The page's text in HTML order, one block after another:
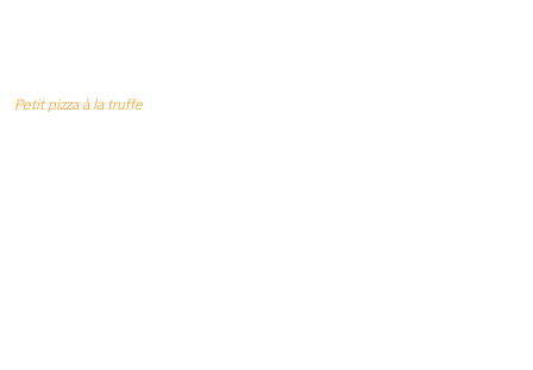
Petit pizza à la truffe